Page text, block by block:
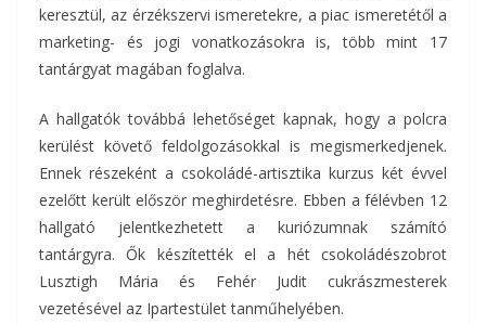
keresztül, az érzékszervi ismeretekre, a piac ismeretétől a
marketing- és jogi vonatkozásokra is, több mint 17
tantárgyat magában foglalva.
A hallgatók továbbá lehetőséget kapnak, hogy a polcra
kerülést követő feldolgozásokkal is megismerkedjenek.
Ennek részeként a csokoládé-artisztika kurzus két évvel
ezelőtt került először meghirdetésre. Ebben a félévben 12
hallgató jelentkezhetett a kuriózumnak számító
tantárgyra. Ők készítették el a hét csokoládészobrot
Lusztigh Mária és Fehér Judit cukrászmesterek
vezetésével az Ipartestület tanműhelyében.